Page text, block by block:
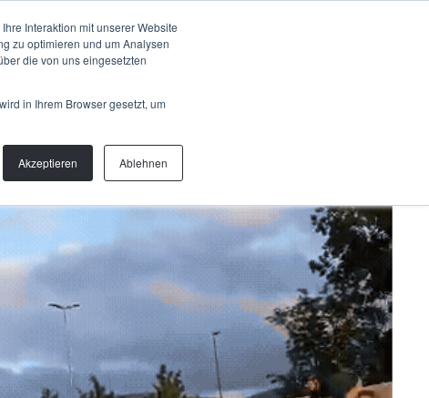
Interaktion mit unserer Website
zu optimieren und um Analysen
die von uns eingesetzten
in Ihrem Browser gesetzt, um
Akzeptieren Ablehnen
Talk to us